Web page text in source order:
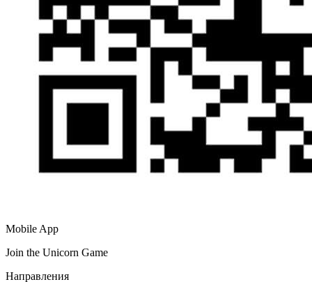
Mobile App
Join the Unicorn Game
Направления